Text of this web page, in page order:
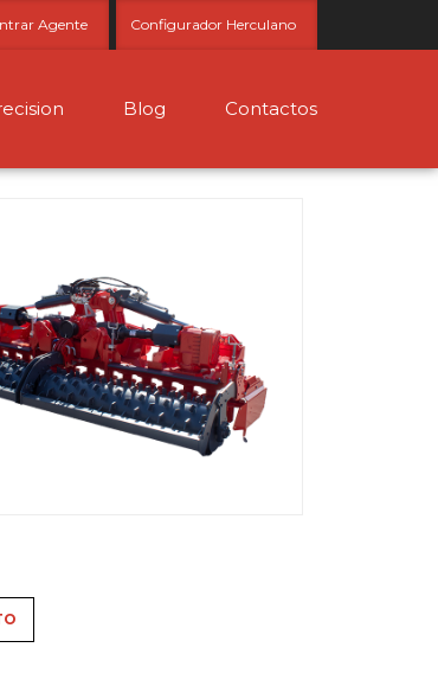
Agente Configurador Herculano
Blog Contactos